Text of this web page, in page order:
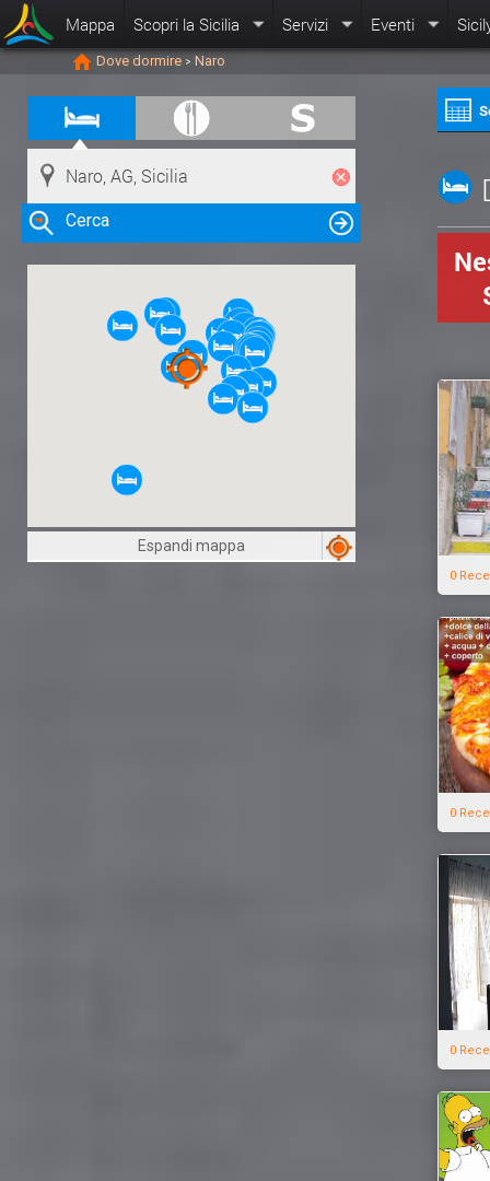
Mappa Scopri la Sicilia Servizi Eventi
Dove dormire > Naro
Cerca
Clicca su una risorsa nella mappa
per visualizzare le informazioni
Espandi mappa
0
0
0